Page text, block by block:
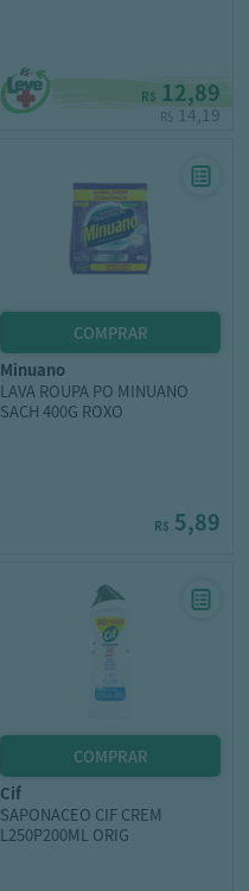
R$ 12,89
R$ 14,19
minuano
LAVA ROUPA PO MINUANO
SACH 400G ROXO
R$ 5,89
cif
SAPONACEO CIF CREM
L250P200ML ORIG